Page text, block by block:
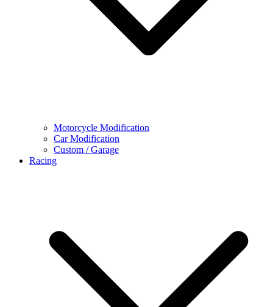
Motorcycle Modification
Car Modification
Custom / Garage
Racing